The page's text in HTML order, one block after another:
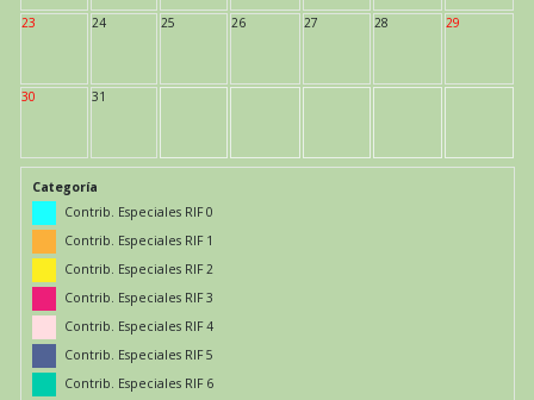
23 24 25 26 27 28 29
30 31
Categoría
Contrib. Especiales RIF 0
Contrib. Especiales RIF 1
Contrib. Especiales RIF 2
Contrib. Especiales RIF 3
Contrib. Especiales RIF 4
Contrib. Especiales RIF 5
Contrib. Especiales RIF 6